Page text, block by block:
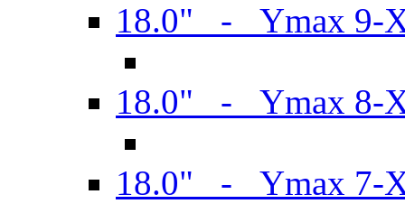
18.0" - Ymax 9-
18.0" - Ymax 8-
18.0" - Ymax 7-